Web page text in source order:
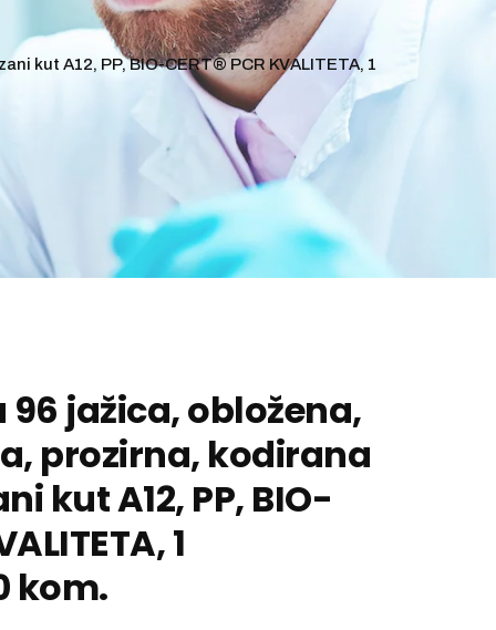
kut A12, PP, BIO-CERT® PCR KVALITETA, 1
96 jažica, obložena,
prozirna, kodirana
kut A12, PP, BIO-
1
kom.